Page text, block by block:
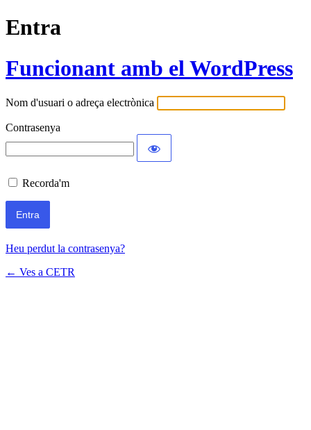
Entra
Funcionant amb el WordPress
Nom d'usuari o adreça electrònica
Contrasenya
Recorda'm
Heu perdut la contrasenya?
← Ves a CETR